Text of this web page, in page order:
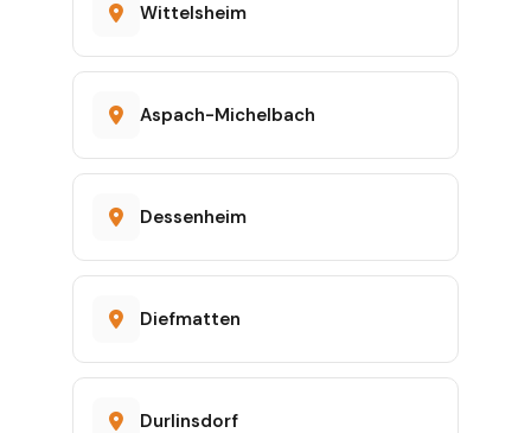
Wittelsheim
Aspach-Michelbach
Dessenheim
Diefmatten
Durlinsdorf